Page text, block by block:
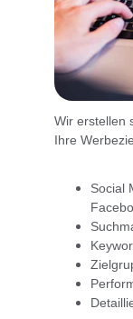
Wir erstellen
Ihre
Social